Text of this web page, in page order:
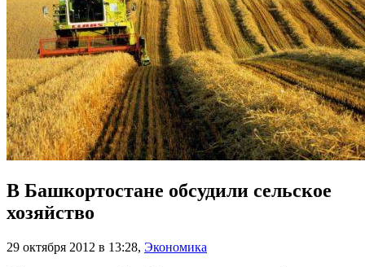
В Башкортостане обсудили сельское
хозяйство
29 октября 2012 в 13:28, Экономика